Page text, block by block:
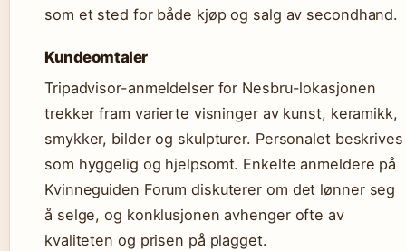
som et sted for både kjøp og salg av secondhand.
Kundeomtaler
Tripadvisor-anmeldelser for Nesbru-lokasjonen
trekker fram varierte visninger av kunst, keramikk,
smykker, bilder og skulpturer. Personalet beskrives
som hyggelig og hjelpsomt. Enkelte anmeldere på
Kvinneguiden Forum diskuterer om det lønner seg
å selge, og konklusjonen avhenger ofte av
kvaliteten og prisen på plagget.